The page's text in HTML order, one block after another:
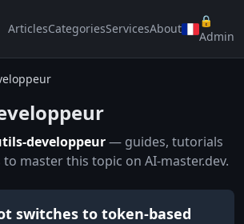
ArticlesCategoriesServicesAbout
🔒
Admin
developpeur— guides, tutorials
master this topic on AI-master.dev.
switches to token-based